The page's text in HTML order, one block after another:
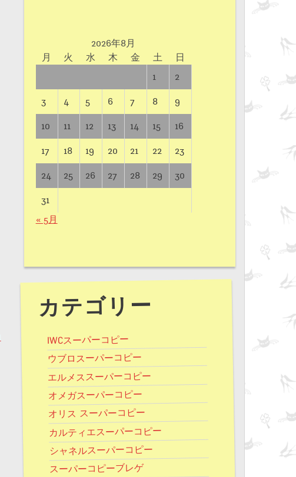
2026年8月
月
火 水 木 金 土 日
« 5月
1 2
3 4 5 6 7 8 9
10 11 12 13 14 15 16
17 18 19 20 21 22 23
24 25 26 27 28 29 30
31
カテゴリー
IWCスーパーコピー
ウブロスーパーコピー
エルメススーパーコピー
オメガスーパーコピー
オリス スーパーコピー
カルティエスーパーコピー
シャネルスーパーコピー
スーパーコピーブレゲ